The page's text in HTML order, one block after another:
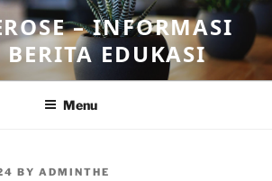
– INFORMASI
BERITA EDUKASI
Menu
BY ADMINTHE